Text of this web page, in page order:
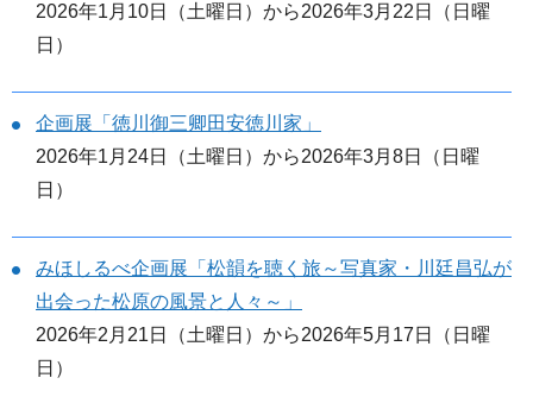
2026年1月10日（土曜日）から2026年3月22日（日曜
日）
企画展「徳川御三卿田安徳川家」
2026年1月24日（土曜日）から2026年3月8日（日曜
日）
みほしるべ企画展「松韻を聴く旅～写真家・川廷昌弘が
出会った松原の風景と人々～」
2026年2月21日（土曜日）から2026年5月17日（日曜
日）